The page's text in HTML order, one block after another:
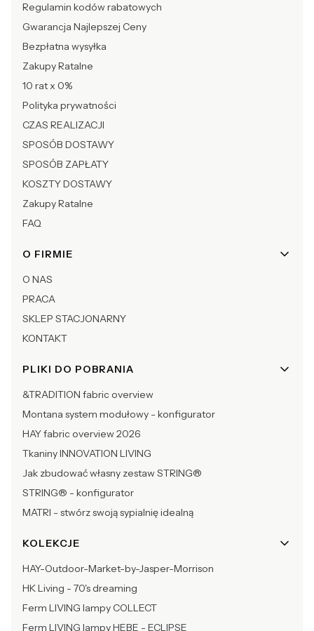
Regulamin kodów rabatowych
Gwarancja Najlepszej Ceny
Bezpłatna wysyłka
Zakupy Ratalne
10 rat x 0%
Polityka prywatności
CZAS REALIZACJI
SPOSÓB DOSTAWY
SPOSÓB ZAPŁATY
KOSZTY DOSTAWY
Zakupy Ratalne
FAQ
O FIRMIE
O NAS
PRACA
SKLEP STACJONARNY
KONTAKT
PLIKI DO POBRANIA
&TRADITION fabric overview
Montana system modułowy - konfigurator
HAY fabric overview 2026
Tkaniny INNOVATION LIVING
Jak zbudować własny zestaw STRING®
STRING® - konfigurator
MATRI - stwórz swoją sypialnię idealną
KOLEKCJE
HAY-Outdoor-Market-by-Jasper-Morrison
HK Living - 70's dreaming
Ferm LIVING lampy COLLECT
Ferm LIVING lampy HEBE - ECLIPSE